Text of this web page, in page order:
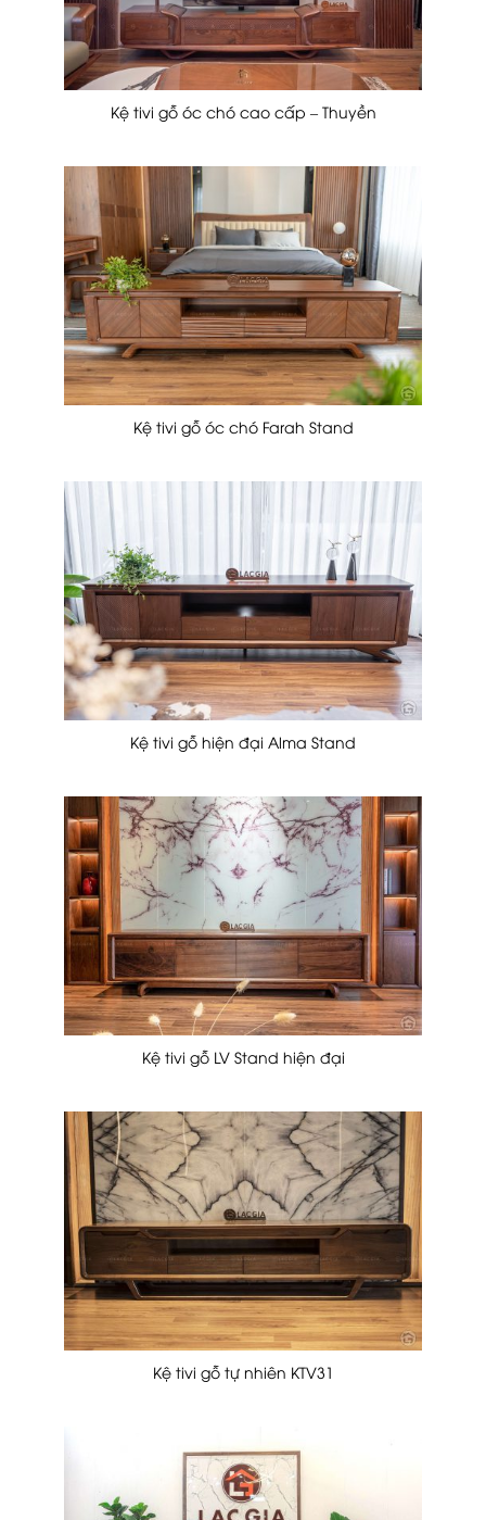
Kệ tivi gỗ óc chó cao cấp – Thuyền
Kệ tivi gỗ óc chó Farah Stand
Kệ tivi gỗ hiện đại Alma Stand
Kệ tivi gỗ LV Stand hiện đại
Kệ tivi gỗ tự nhiên KTV31